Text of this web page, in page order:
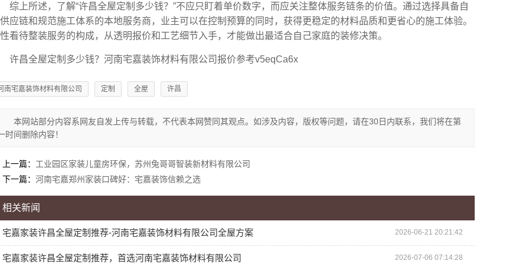
综上所述，了解“许昌全屋定制多少钱？”不应只盯着单价数字，而应关注整体服务链条的价值。通过选择具备自
应链和规范施工体系的本地服务商，业主可以在控制预算的同时，获得更稳定的材料品质和更省心的施工体验。
看待整装服务的构成，从透明报价和工艺细节入手，才能做出最适合自己家庭的装修决策。
许昌全屋定制多少钱？河南宅嘉装饰材料有限公司报价参考v5eqCa6x
南宅嘉装饰材料有限公司 定制 全屋 许昌
本网站部分内容系网友自发上传与转载，不代表本网赞同其观点。如涉及内容，版权等问题，请在30日内联系，我们将在第
时间删除内容！
上一篇： 工业园区家装儿童房环保，苏州兔哥哥智装新材料有限公司
下一篇： 河南宅嘉郑州家装口碑好：宅嘉装饰信赖之选
相关新闻
宅嘉家装许昌全屋定制推荐-河南宅嘉装饰材料有限公司全屋方案 2026-06-21 20:21:42
宅嘉家装许昌全屋定制推荐，首选河南宅嘉装饰材料有限公司 2026-07-06 07:14:28